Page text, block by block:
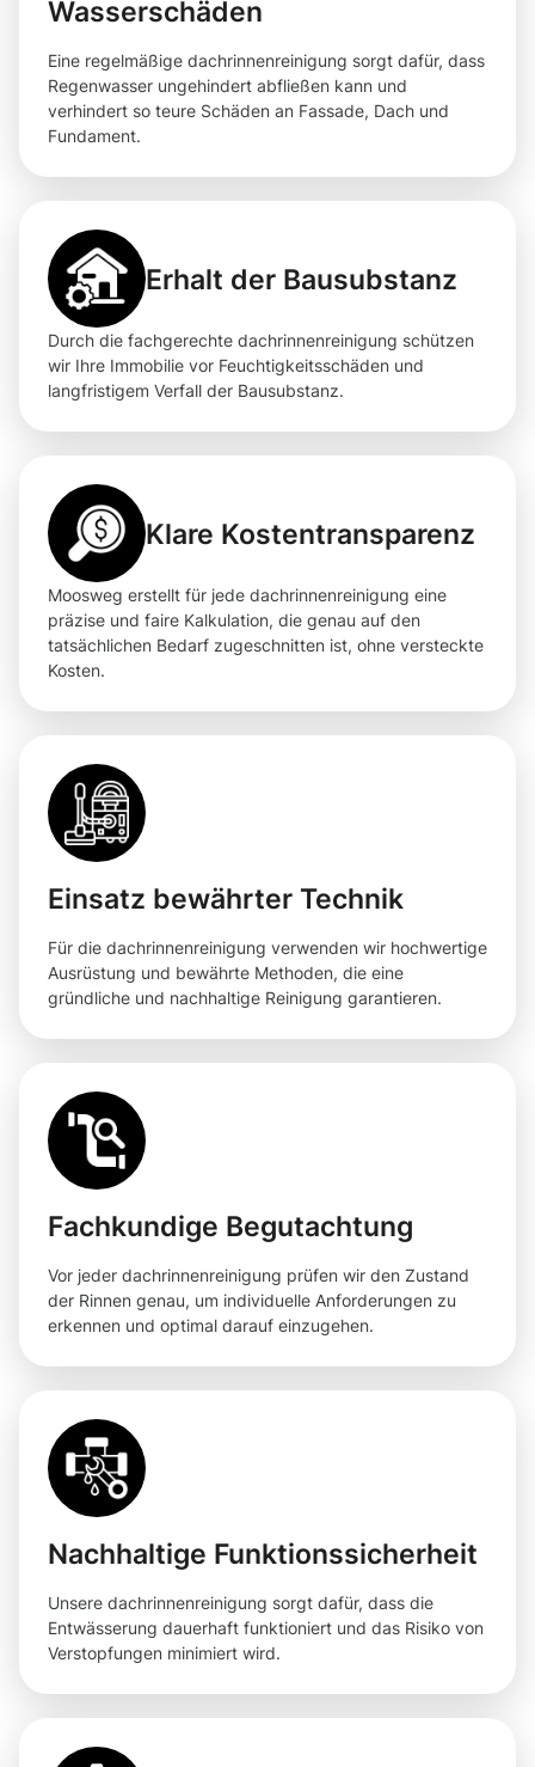
Wasserschäden
Eine regelmäßige dachrinnenreinigung sorgt dafür, dass
Regenwasser ungehindert abfließen kann und
verhindert so teure Schäden an Fassade, Dach und
Fundament.
Erhalt der Bausubstanz
Durch die fachgerechte dachrinnenreinigung schützen
wir Ihre Immobilie vor Feuchtigkeitsschäden und
langfristigem Verfall der Bausubstanz.
Klare Kostentransparenz
Moosweg erstellt für jede dachrinnenreinigung eine
präzise und faire Kalkulation, die genau auf den
tatsächlichen Bedarf zugeschnitten ist, ohne versteckte
Kosten.
Einsatz bewährter Technik
Für die dachrinnenreinigung verwenden wir hochwertige
Ausrüstung und bewährte Methoden, die eine
gründliche und nachhaltige Reinigung garantieren.
Fachkundige Begutachtung
Vor jeder dachrinnenreinigung prüfen wir den Zustand
der Rinnen genau, um individuelle Anforderungen zu
erkennen und optimal darauf einzugehen.
Nachhaltige Funktionssicherheit
Unsere dachrinnenreinigung sorgt dafür, dass die
Entwässerung dauerhaft funktioniert und das Risiko von
Verstopfungen minimiert wird.